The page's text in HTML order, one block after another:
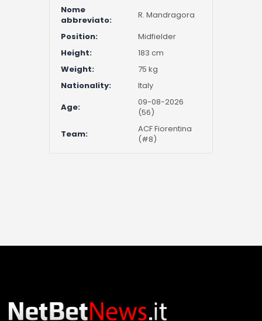
Nome
abbreviato:
R. Mandragora
Position:
Midfielder
Height:
183 cm
Weight:
75 kg
Nationality:
Italy
Age:
09-08-2026
(56)
Team:
ACF Fiorentina
(#8)